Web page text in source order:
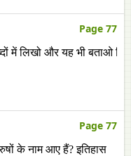
Page 77
में लिखो और यह भी बताओ
Page 77
के नाम आए हैं? इतिहास